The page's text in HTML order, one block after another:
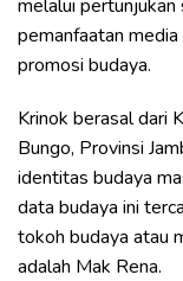
melalui pertunjukan
pemanfaatan
promosi budaya.
Krinok berasal dari
Bungo, Provinsi
identitas budaya
data budaya ini
tokoh budaya atau
adalah Mak Rena.